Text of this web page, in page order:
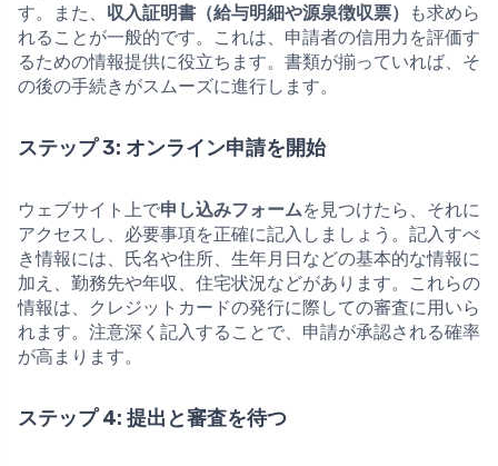
す。また、 収入証明書（給与明細や源泉徴収票）
も求めら
れることが一般的です。これは、申請者の信用力を評価す
るための情報提供に役立ちます。書類が揃っていれば、そ
の後の手続きがスムーズに進行します。
ステップ 3: オンライン申請を開始
ウェブサイト上で申し込みフォームを見つけたら、それに
アクセスし、必要事項を正確に記入しましょう。記入すべ
き情報には、氏名や住所、生年月日などの基本的な情報に
加え、勤務先や年収、住宅状況などがあります。これらの
情報は、クレジットカードの発行に際しての審査に用いら
れます。注意深く記入することで、申請が承認される確率
が高まります。
ステップ 4: 提出と審査を待つ